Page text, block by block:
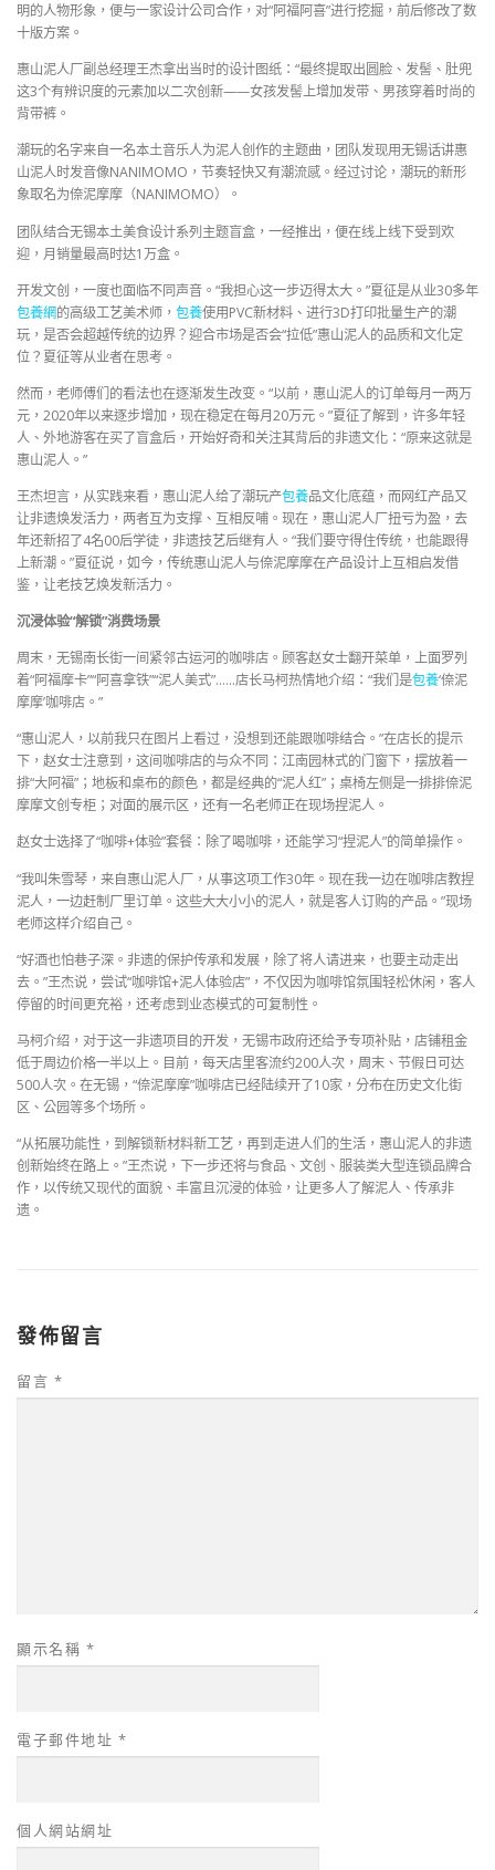
明的人物形象，便与一家设计公司合作，对“阿福阿喜”进行挖掘，前后修改了数
十版方案。
惠山泥人厂副总经理王杰拿出当时的设计图纸：“最终提取出圆脸、发髻、肚兜
这3个有辨识度的元素加以二次创新——女孩发髻上增加发带、男孩穿着时尚的
背带裤。
潮玩的名字来自一名本土音乐人为泥人创作的主题曲，团队发现用无锡话讲惠
山泥人时发音像NANIMOMO，节奏轻快又有潮流感。经过讨论，潮玩的新形
象取名为倷泥摩摩（NANIMOMO）。
团队结合无锡本土美食设计系列主题盲盒，一经推出，便在线上线下受到欢
迎，月销量最高时达1万盒。
开发文创，一度也面临不同声音。“我担心这一步迈得太大。”夏征是从业30多年
包養網的高级工艺美术师， 包養使用PVC新材料、进行3D打印批量生产的潮
玩，是否会超越传统的边界？迎合市场是否会“拉低”惠山泥人的品质和文化定
位？夏征等从业者在思考。
然而，老师傅们的看法也在逐渐发生改变。“以前，惠山泥人的订单每月一两万
元，2020年以来逐步增加，现在稳定在每月20万元。”夏征了解到，许多年轻
人、外地游客在买了盲盒后，开始好奇和关注其背后的非遗文化：“原来这就是
惠山泥人。”
王杰坦言，从实践来看，惠山泥人给了潮玩产包養品文化底蕴，而网红产品又
让非遗焕发活力，两者互为支撑、互相反哺。现在，惠山泥人厂扭亏为盈，去
年还新招了4名00后学徒，非遗技艺后继有人。“我们要守得住传统，也能跟得
上新潮。”夏征说，如今，传统惠山泥人与倷泥摩摩在产品设计上互相启发借
鉴，让老技艺焕发新活力。
沉浸体验“解锁”消费场景
周末，无锡南长街一间紧邻古运河的咖啡店。顾客赵女士翻开菜单，上面罗列
着“阿福摩卡”“阿喜拿铁”“泥人美式”……店长马柯热情地介绍：“我们是包養‘倷泥
摩摩’咖啡店。”
“惠山泥人，以前我只在图片上看过，没想到还能跟咖啡结合。”在店长的提示
下，赵女士注意到，这间咖啡店的与众不同：江南园林式的门窗下，摆放着一
排“大阿福”；地板和桌布的颜色，都是经典的“泥人红”；桌椅左侧是一排排倷泥
摩摩文创专柜；对面的展示区，还有一名老师正在现场捏泥人。
赵女士选择了“咖啡+体验”套餐：除了喝咖啡，还能学习“捏泥人”的简单操作。
“我叫朱雪琴，来自惠山泥人厂，从事这项工作30年。现在我一边在咖啡店教捏
泥人，一边赶制厂里订单。这些大大小小的泥人，就是客人订购的产品。”现场
老师这样介绍自己。
“好酒也怕巷子深。非遗的保护传承和发展，除了将人请进来，也要主动走出
去。”王杰说，尝试“咖啡馆+泥人体验店”，不仅因为咖啡馆氛围轻松休闲，客人
停留的时间更充裕，还考虑到业态模式的可复制性。
马柯介绍，对于这一非遗项目的开发，无锡市政府还给予专项补贴，店铺租金
低于周边价格一半以上。目前，每天店里客流约200人次，周末、节假日可达
500人次。在无锡，“倷泥摩摩”咖啡店已经陆续开了10家，分布在历史文化街
区、公园等多个场所。
“从拓展功能性，到解锁新材料新工艺，再到走进人们的生活，惠山泥人的非遗
创新始终在路上。”王杰说，下一步还将与食品、文创、服装类大型连锁品牌合
作，以传统又现代的面貌、丰富且沉浸的体验，让更多人了解泥人、传承非
遗。
發佈留言
留言 *
顯示名稱 *
電子郵件地址 *
個人網站網址